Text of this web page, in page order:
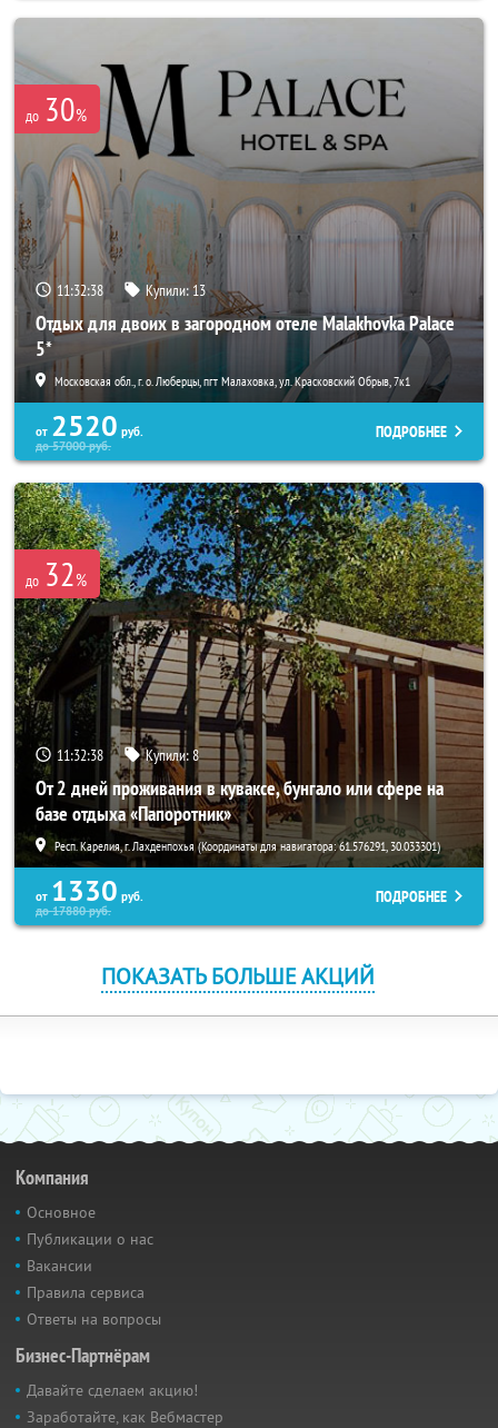
до 30%
11:32:37 Купили: 13
Отдых для двоих в загородном отеле Malakhovka Palace
5*
Московская обл., г. о. Люберцы, пгт Малаховка, ул. Красковский Обрыв, 7к1
от 2520 руб.
до57000руб.
ПОДРОБНЕЕ
до 32%
11:32:37 Купили:8
От 2 дней проживания в куваксе, бунгало или сфере на
базе отдыха «Папоротник»
Респ. Карелия, г. Лахденпохья (Координаты для навигатора: 61.576291, 30.033301)
от 1330 руб.
до17880руб.
ПОДРОБНЕЕ
ПОКАЗАТЬ БОЛЬШЕ АКЦИЙ
Компания
Основное
Публикации о нас
Вакансии
Правила сервиса
Ответы на вопросы
Бизнес-Партнёрам
Давайте сделаем акцию!
Заработайте, как Вебмастер